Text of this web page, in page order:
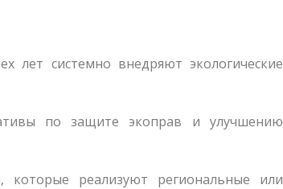
системно внедряют экологические
по защите экоправ и улучшению
которые реализуют региональные или